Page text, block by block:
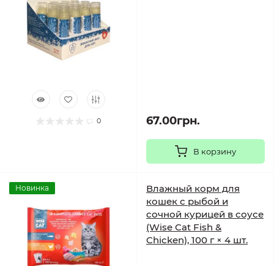
0 67.00грн.
В корзину
Новинка
Влажный корм для
кошек с рыбой и
сочной курицей в соусе
(Wise Cat Fish &
Chicken), 100 г × 4 шт.